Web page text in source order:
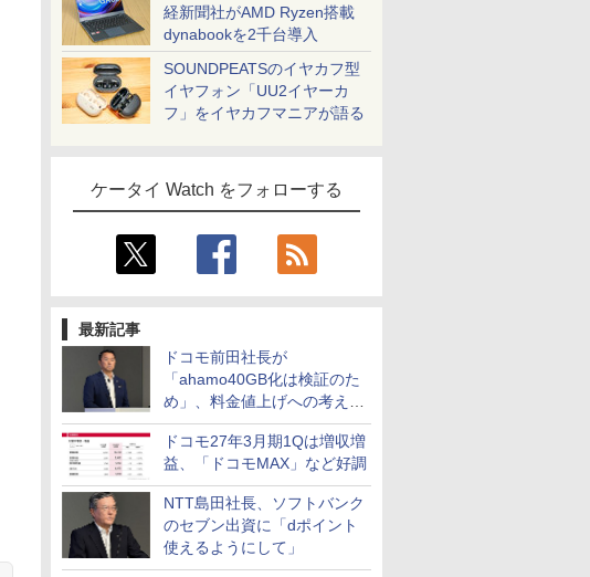
経新聞社がAMD Ryzen搭載
dynabookを2千台導入
SOUNDPEATSのイヤカフ型
イヤフォン「UU2イヤーカ
フ」をイヤカフマニアが語る
ケータイ Watch をフォローする
最新記事
ドコモ前田社長が
「ahamo40GB化は検証のた
め」、料金値上げへの考え方
にも言及
ドコモ27年3月期1Qは増収増
益、「ドコモMAX」など好調
NTT島田社長、ソフトバンク
のセブン出資に「dポイント
使えるようにして」